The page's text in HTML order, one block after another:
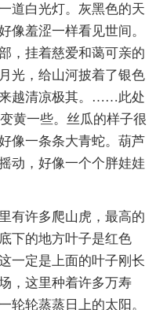
道白光灯。灰黑色的天
像羞涩一样看见世间。
，挂着慈爱和蔼可亲的
光，给山河披着了银色
越清凉极其。
……此处
黄一些。丝瓜的样子很
像一条条大青蛇。葫芦
动，好像一个个胖娃娃
有许多爬山虎，最高的
下的地方叶子是红色
一定是上面的叶子刚长
，这里种着许多万寿
轮轮蒸蒸日上的太阳。